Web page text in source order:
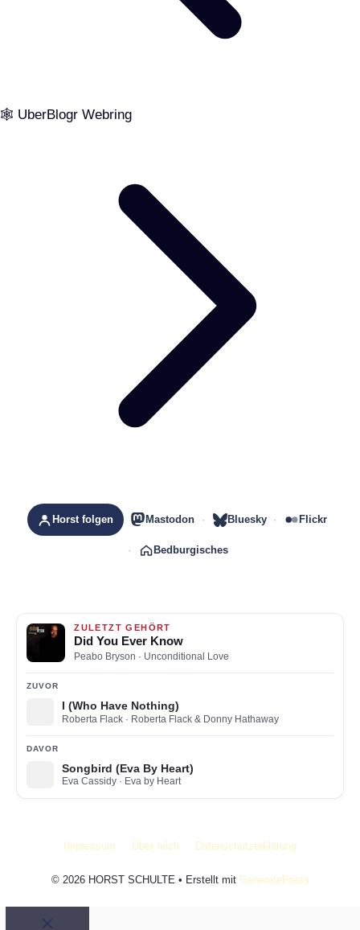
🕸️ UberBlogr Webring
Horst folgen Mastodon Bluesky Flickr
Bedburgisches
ZULETZT GEHÖRT
Did You Ever Know
Peabo Bryson · Unconditional Love
ZUVOR
I (Who Have Nothing)
Roberta Flack · Roberta Flack & Donny Hathaway
DAVOR
Songbird (Eva By Heart)
Eva Cassidy · Eva by Heart
Impressum Über mich Datenschutzerklärung
© 2026 HORST SCHULTE • Erstellt mit GeneratePress